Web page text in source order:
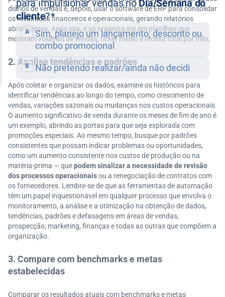
diários de vendas e, depois, usar o software de ERP para consolidar
os resultados financeiros e operacionais, gerando relatórios
abrangentes. Após isto, é só organizá-los em planilhas que
mostram volumes de vendas, ticket médio e receita total por mês.
2. Analise tendências e padrões
Após coletar e organizar os dados, examine os históricos para
identificar tendências ao longo do tempo, como crescimento de
vendas, variações sazonais ou mudanças nos custos operacionais.
O aumento significativo de venda durante os meses de fim de ano é
um exemplo, abrindo as portas para que seja explorada com
promoções especiais. Ao mesmo tempo, busque por padrões
consistentes que possam indicar problemas ou oportunidades,
como um aumento consistente nos custos de produção ou na
matéria-prima — quepodem sinalizar a necessidade de revisão
dos processos operacionaisou a renegociação de contratos com
os fornecedores. Lembre-se de que as ferramentas de automação
têm um papel inquestionável em qualquer processo que envolva o
monitoramento, a análise e a otimização na obtenção de dados,
tendências, padrões e defasagens em áreas de vendas,
prospecção, marketing, finanças e todas as outras que compõem a
organização.
3. Compare com benchmarks e metas
estabelecidas
Comparar os resultados atuais com benchmarks e metas